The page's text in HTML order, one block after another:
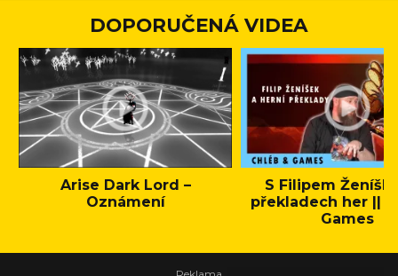
DOPORUČENÁ VIDEA
Arise Dark Lord –
Oznámení
S Filipem
překladech her ||
Games